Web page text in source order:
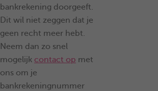
bankrekening doorgeeft.
Dit wil niet zeggen dat je
geen recht meer hebt.
Neem dan zo snel
mogelijk contact op met
ons om je
bankrekeningnummer